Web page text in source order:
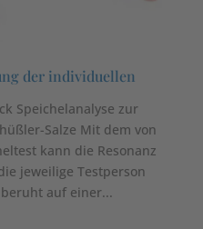
der individuellen
Speichelanalyse zur
Salze Mit dem von
kann die Resonanz
jeweilige Testperson
auf einer...